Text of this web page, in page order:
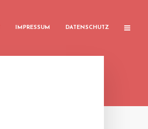
IMPRESSUM DATENSCHUTZ